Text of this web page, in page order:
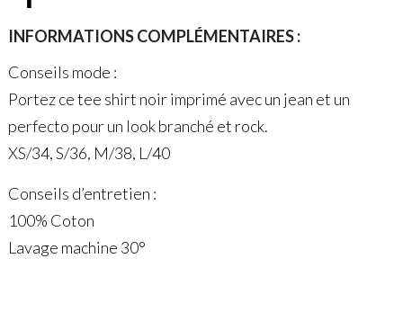
INFORMATIONS COMPLÉMENTAIRES :
Conseils mode :
Portez ce tee shirt noir imprimé avec un jean et un
perfecto pour un look branché et rock.
XS/34, S/36, M/38, L/40
Conseils d’entretien :
100% Coton
Lavage machine 30°